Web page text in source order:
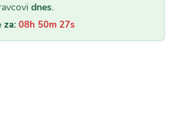
dnes.
za: 08h 50m 26s